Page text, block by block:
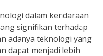
dalam kendaraan
signifikan terhadap
adanya teknologi yang
dapat menjadi lebih